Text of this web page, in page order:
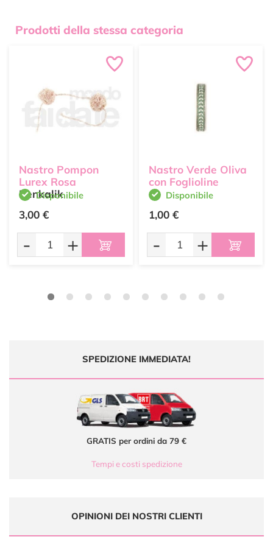
Prodotti della stessa categoria
Nastro Pompon
Lurex Rosa
Renkalik
Disponibile
3,00 €
- +
Nastro Verde Oliva
con Foglioline
Disponibile
1,00 €
- +
SPEDIZIONE IMMEDIATA!
GRATIS per ordini da 79 €
Tempi e costi spedizione
OPINIONI DEI NOSTRI CLIENTI